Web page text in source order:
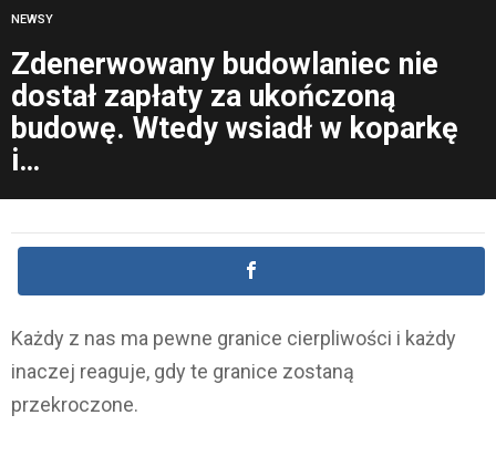
NEWSY
Zdenerwowany budowlaniec nie
dostał zapłaty za ukończoną
budowę. Wtedy wsiadł w koparkę
i…
Każdy z nas ma pewne granice cierpliwości i każdy
inaczej reaguje, gdy te granice zostaną
przekroczone.